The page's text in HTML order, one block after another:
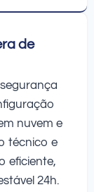
de
nuvem e
técnico e
eficiente,
24h.